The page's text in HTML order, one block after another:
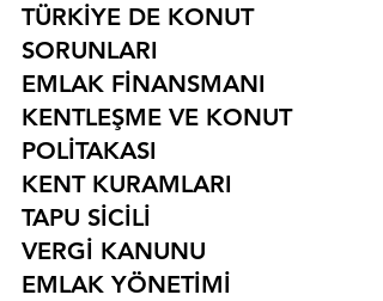
TÜRKİYE DE KONUT
SORUNLARI
EMLAK FİNANSMANI
KENTLEŞME VE KONUT
POLİTAKASI
KENT KURAMLARI
TAPU SİCİLİ
VERGİ KANUNU
EMLAK YÖNETİMİ